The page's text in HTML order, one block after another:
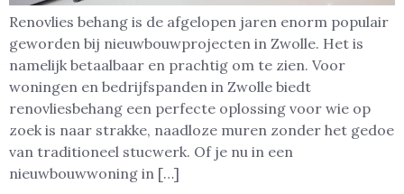
Renovlies behang is de afgelopen jaren enorm populair
geworden bij nieuwbouwprojecten in Zwolle. Het is
namelijk betaalbaar en prachtig om te zien. Voor
woningen en bedrijfspanden in Zwolle biedt
renovliesbehang een perfecte oplossing voor wie op
zoek is naar strakke, naadloze muren zonder het gedoe
van traditioneel stucwerk. Of je nu in een
nieuwbouwwoning in […]